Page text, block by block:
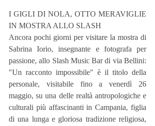
I GIGLI DI NOLA, OTTO MERAVIGLIE
IN MOSTRA ALLO SLASH
Ancora pochi giorni per visitare la mostra di
Sabrina Iorio, insegnante e fotografa per
passione, allo Slash Music Bar di via Bellini:
"Un racconto impossibile" è il titolo della
personale, visitabile fino a venerdì 26
maggio, su una delle realtà antropologiche e
culturali più affascinanti in Campania, figlia
di una lunga e gloriosa tradizione religiosa,